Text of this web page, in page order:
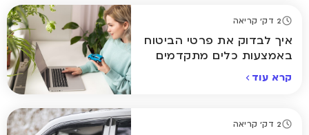
2 דק' קריאה
איך לבדוק את פרטי הביטוח
באמצעות כלים מתקדמים
קרא עוד
2 דק' קריאה